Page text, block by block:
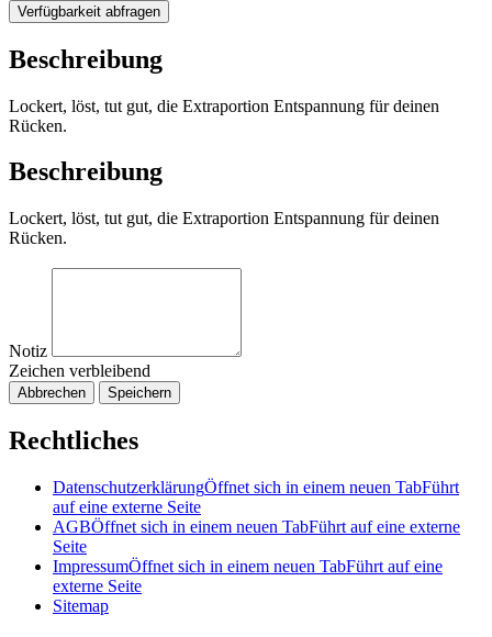
Verfügbarkeit abfragen
Beschreibung
Lockert, löst, tut gut, die Extraportion Entspannung für deinen
Rücken.
Beschreibung
Lockert, löst, tut gut, die Extraportion Entspannung für deinen
Rücken.
Notiz
Zeichen verbleibend
Abbrechen Speichern
Rechtliches
DatenschutzerklärungÖffnet sich in einem neuen TabFührt
auf eine externe Seite
AGBÖffnet sich in einem neuen TabFührt auf eine externe
Seite
ImpressumÖffnet sich in einem neuen TabFührt auf eine
externe Seite
Sitemap